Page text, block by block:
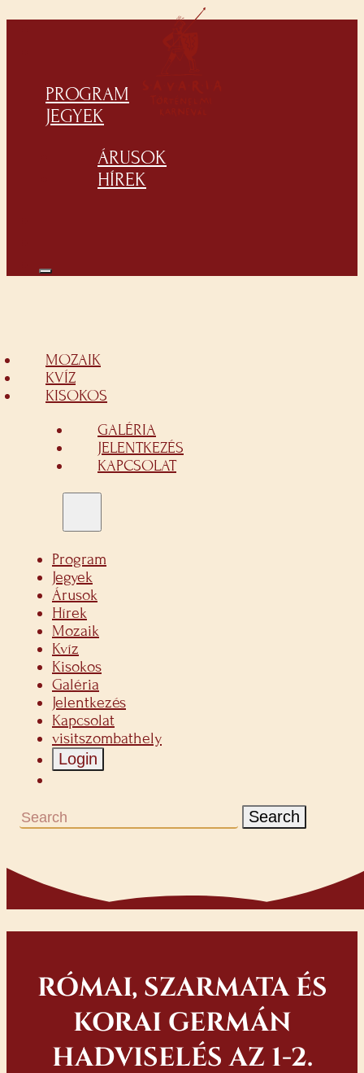
PROGRAM
JEGYEK
ÁRUSOK
HÍREK
MOZAIK
KVÍZ
KISOKOS
GALÉRIA
JELENTKEZÉS
KAPCSOLAT
Program
Jegyek
Árusok
Hírek
Mozaik
Kvíz
Kisokos
Galéria
Jelentkezés
Kapcsolat
visitszombathely
Login
Search
RÓMAI, SZARMATA ÉS
KORAI GERMÁN
HADVISELÉS AZ 1-2.